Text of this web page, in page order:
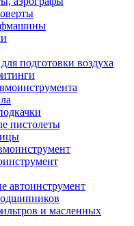
подготовки воздуха
пистолеты
автоинструмент
и масленных